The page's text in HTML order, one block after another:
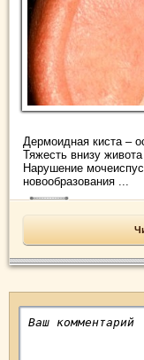
Дермоидная киста –
Тяжесть внизу
Нарушение
новообразования ...